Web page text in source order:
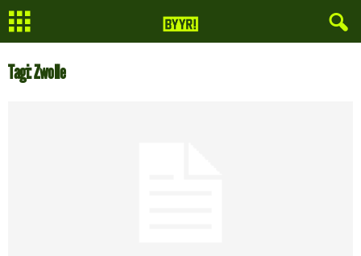
Tagi: Zwolle